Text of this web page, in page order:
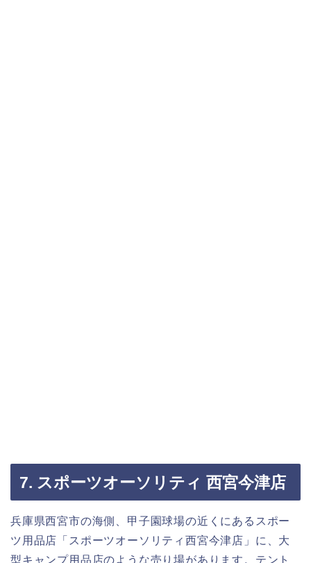
7. スポーツオーソリティ 西宮今津店
兵庫県西宮市の海側、甲子園球場の近くにあるスポー
ツ用品店「スポーツオーソリティ西宮今津店」に、大
型キャンプ用品店のような売り場があります。テント